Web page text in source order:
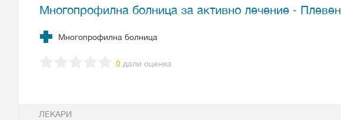
Многопрофилна болница за активно лечение - Плевен
Многопрофилна болница
0 дали оценка
ЛЕКАРИ